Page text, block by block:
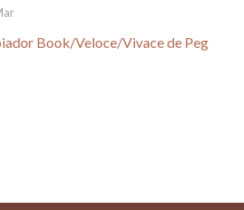
Book/Veloce/Vivace de Peg